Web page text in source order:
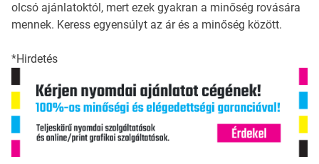
olcsó ajánlatoktól, mert ezek gyakran a minőség rovására
mennek. Keress egyensúlyt az ár és a minőség között.
*Hirdetés